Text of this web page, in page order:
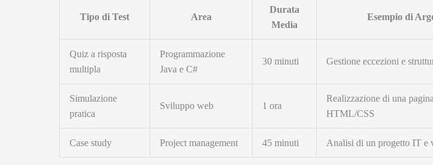
Tipo di Test Area
Durata
Media
Esempio di
Quiz a risposta
multipla
Programmazione
Java e C#
30 minuti Gestione eccezioni e
Simulazione
pratica
Sviluppo web 1 ora
Realizzazione di una
HTML/CSS
Case study Project management 45 minuti Analisi di un progetto IT e